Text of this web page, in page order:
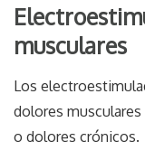
musculares
Los
dolores
o dolores crónicos.